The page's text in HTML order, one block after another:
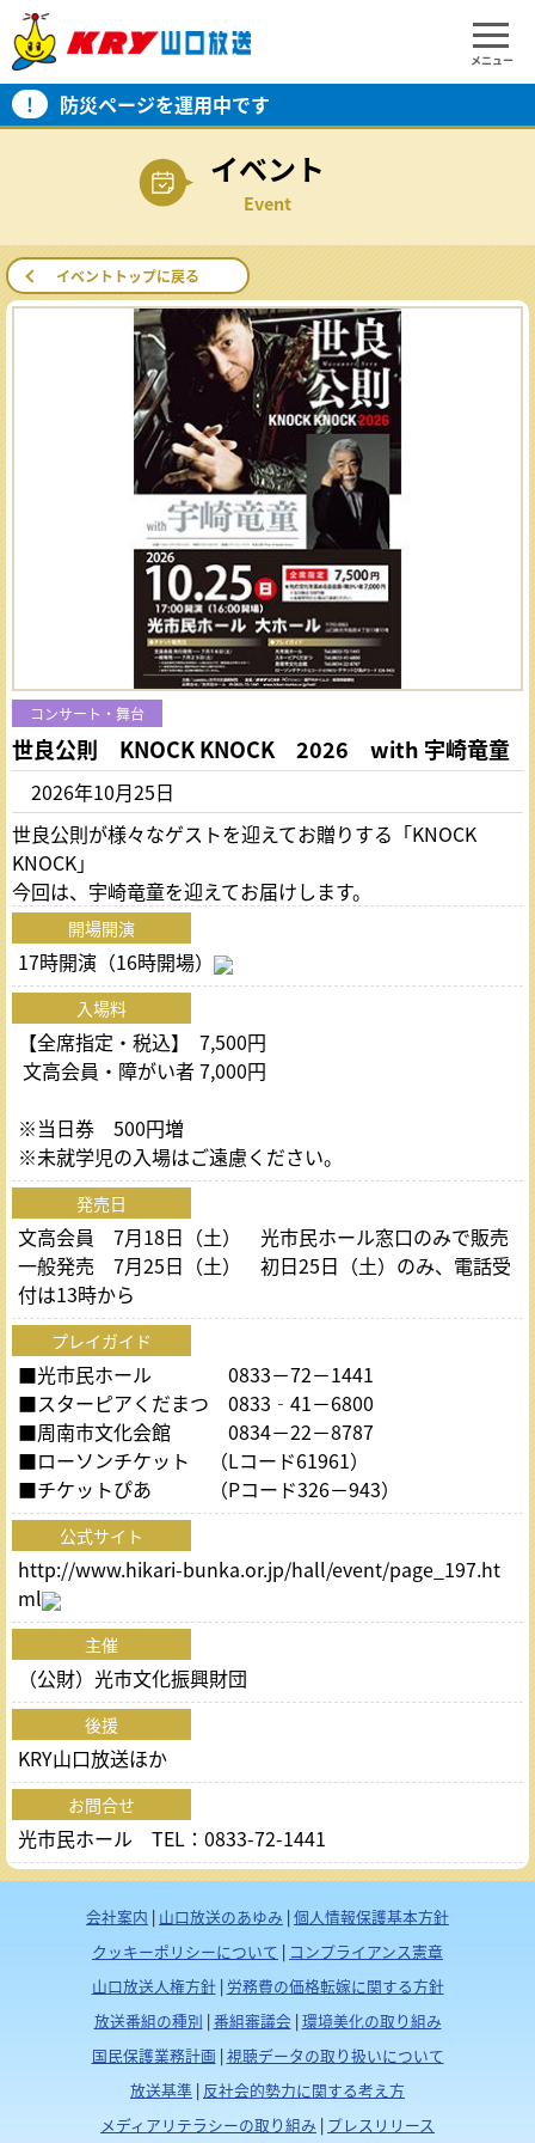
メニュー
! 防災ページを運用中です
イベント
Event
イベントトップに戻る
コンサート・舞台
世良公則 KNOCK KNOCK 2026 with 宇崎竜童
2026年10月25日
世良公則が様々なゲストを迎えてお贈りする「KNOCK
KNOCK」
今回は、宇崎竜童を迎えてお届けします。
開場開演
17時開演（16時開場）
入場料
【全席指定・税込】 7,500円
文高会員・障がい者 7,000円
※当日券 500円増
※未就学児の入場はご遠慮ください。
発売日
文高会員 7月18日（土） 光市民ホール窓口のみで販売
一般発売 7月25日（土） 初日25日（土）のみ、電話受
付は13時から
プレイガイド
■光市民ホール 0833－72－1441
■スターピアくだまつ 0833‐41－6800
■周南市文化会館 0834－22－8787
■ローソンチケット （Lコード61961）
■チケットぴあ （Pコード326－943）
公式サイト
http://www.hikari-bunka.or.jp/hall/event/page_197.ht
ml
主催
（公財）光市文化振興財団
後援
KRY山口放送ほか
お問合せ
光市民ホール TEL：0833-72-1441
会社案内 | 山口放送のあゆみ |個人情報保護基本方針
クッキーポリシーについて | コンプライアンス憲章
山口放送人権方針| 労務費の価格転嫁に関する方針
放送番組の種別 |番組審議会|環境美化の取り組み
国民保護業務計画 |視聴データの取り扱いについて
放送基準 | 反社会的勢力に関する考え方
メディアリテラシーの取り組み | プレスリリース